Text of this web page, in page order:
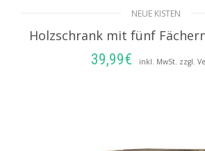
NEUE KISTEN
Holzschrank mit fünf
39,99€ inkl. MwSt. zzgl.